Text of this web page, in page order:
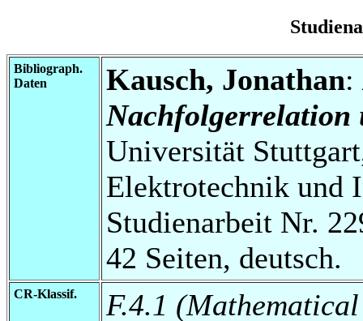
Bibliograph.
Daten
Kausch, Jonathan:
Nachfolgerrelation
Universität
Elektrotechnik und
Studienarbeit Nr.
42 Seiten, deutsch.
CR-Klassif.
F.4.1